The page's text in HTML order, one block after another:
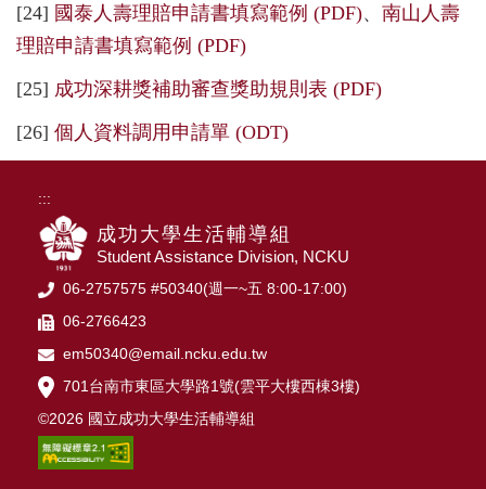
[24] 國泰人壽理賠申請書填寫範例 (PDF)、 南山人壽
理賠申請書填寫範例 (PDF)
[25] 成功深耕獎補助審查獎助規則表 (PDF)
[26] 個人資料調用申請單 (ODT)
:::
成功大學生活輔導組
Student Assistance Division, NCKU
06-2757575 #50340(週一~五 8:00-17:00)
06-2766423
em50340@email.ncku.edu.tw
701台南市東區大學路1號(雲平大樓西棟3樓)
©2026 國立成功大學生活輔導組